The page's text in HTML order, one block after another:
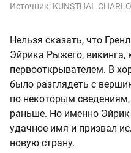
Источник: KUNSTHAL
Нельзя сказать, что
Эйрика Рыжего, викинга,
первооткрывателем. В
было разглядеть с
по некоторым
раньше. Но именно
удачное имя и призвал
новую страну.